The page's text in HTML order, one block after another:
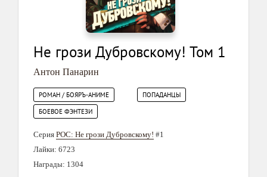
Не грози Дубровскому! Том 1
Антон Панарин
РОМАН / БОЯРЪ-АНИМЕ
ПОПАДАНЦЫ
БОЕВОЕ ФЭНТЕЗИ
Серия РОС: Не грози Дубровскому! #1
Лайки: 6723
Награды: 1304